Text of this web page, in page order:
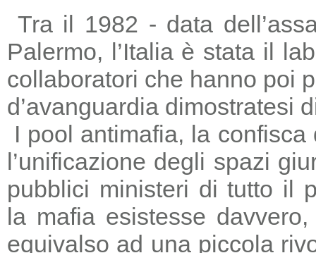
Tra il 1982 - data
Palermo, l’Italia è stata il
collaboratori che hanno poi
d’avanguardia dimostratesi
I pool antimafia, la
l’unificazione degli spazi
pubblici ministeri di tutto il
la mafia esistesse
equivalso ad una piccola